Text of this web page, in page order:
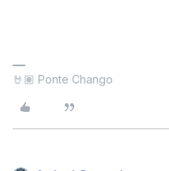
🤘🏽 Ponte Chango